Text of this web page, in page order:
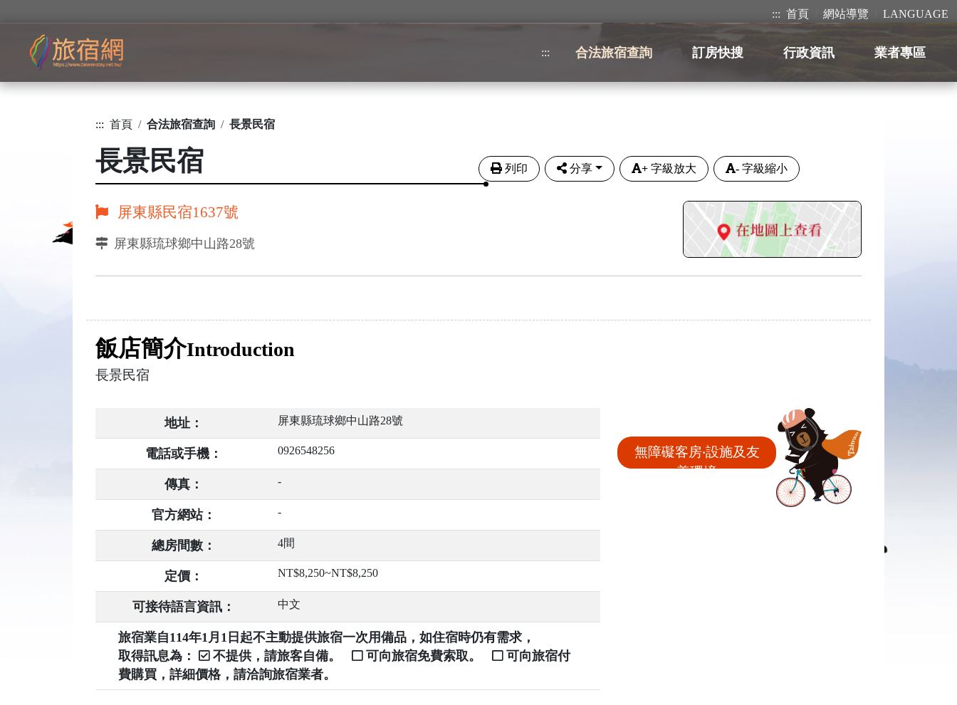
::: 首頁 網站導覽 LANGUAGE
::: 合法旅宿查詢 訂房快搜 行政資訊 業者專區
::: 首頁 合法旅宿查詢 長景民宿
長景民宿 列印 分享 + 字級放大 - 字級縮小
屏東縣民宿1637號
屏東縣琉球鄉中山路28號
飯店簡介Introduction
長景民宿
地址： 屏東縣琉球鄉中山路28號
電話或手機： 0926548256
傳真： -
官方網站： -
總房間數： 4間
定價： NT$8,250~NT$8,250
可接待語言資訊： 中文
旅宿業自114年1月1日起不主動提供旅宿一次用備品，如住宿時仍有需求，
取得訊息為：
不提供，請旅客自備。 可向旅宿免費索取。
可向旅宿付
費購買，詳細價格，請洽詢旅宿業者。
無障礙客房‧設施及友
善環境